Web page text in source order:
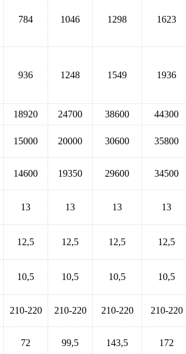
784 1046 1298 1623
936 1248 1549 1936
18920 24700 38600 44300
15000 20000 30600 35800
14600 19350 29600 34500
13 13 13 13
12,5 12,5 12,5 12,5
10,5 10,5 10,5 10,5
210-220 210-220 210-220 210-220
72 99,5 143,5 172